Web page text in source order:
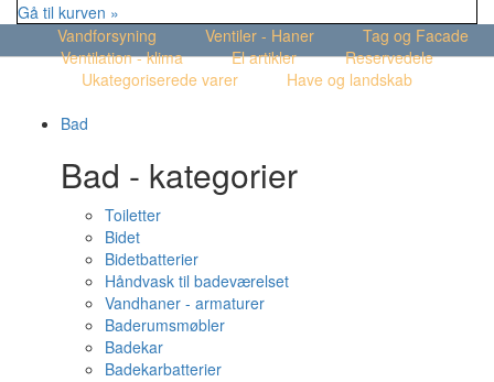
Gå til kurven »
Vandforsyning
Ventiler - Haner
Tag og Facade
Ventilation - klima
El artikler
Reservedele
Ukategoriserede varer
Have og landskab
Bad
Bad - kategorier
Toiletter
Bidet
Bidetbatterier
Håndvask til badeværelset
Vandhaner - armaturer
Baderumsmøbler
Badekar
Badekarbatterier